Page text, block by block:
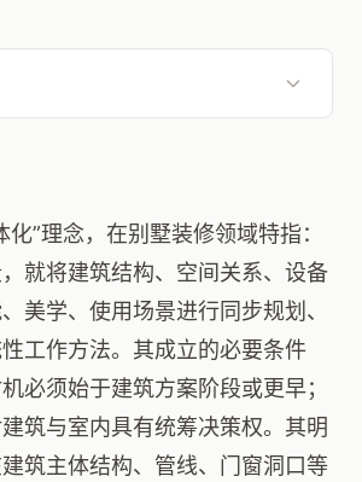
”理念，在别墅装修领域特指：
就将建筑结构、空间关系、设备
美学、使用场景进行同步规划、
工作方法。其成立的必要条件
必须始于建筑方案阶段或更早；
筑与室内具有统筹决策权。其明
筑主体结构、管线、门窗洞口等